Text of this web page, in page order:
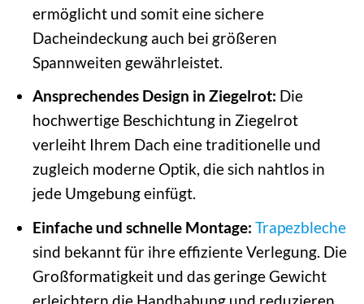
ermöglicht und somit eine sichere
Dacheindeckung auch bei größeren
Spannweiten gewährleistet.
Ansprechendes Design in Ziegelrot: Die
hochwertige Beschichtung in Ziegelrot
verleiht Ihrem Dach eine traditionelle und
zugleich moderne Optik, die sich nahtlos in
jede Umgebung einfügt.
Einfache und schnelle Montage: Trapezbleche
sind bekannt für ihre effiziente Verlegung. Die
Großformatigkeit und das geringe Gewicht
erleichtern die Handhabung und reduzieren